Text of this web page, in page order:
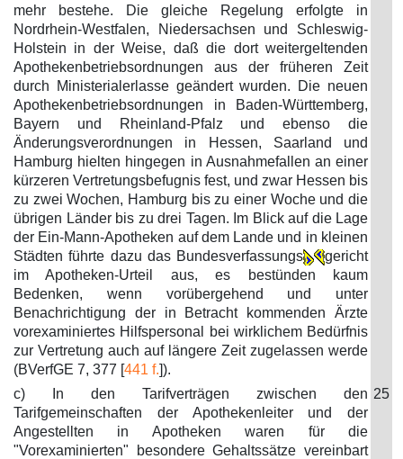
mehr bestehe. Die gleiche Regelung erfolgte in
Nordrhein-Westfalen, Niedersachsen und Schleswig-
Holstein in der Weise, daß die dort weitergeltenden
Apothekenbetriebsordnungen aus der früheren Zeit
durch Ministerialerlasse geändert wurden. Die neuen
Apothekenbetriebsordnungen in Baden-Württemberg,
Bayern und Rheinland-Pfalz und ebenso die
Änderungsverordnungen in Hessen, Saarland und
Hamburg hielten hingegen in Ausnahmefallen an einer
kürzeren Vertretungsbefugnis fest, und zwar Hessen bis
zu zwei Wochen, Hamburg bis zu einer Woche und die
übrigen Länder bis zu drei Tagen. Im Blick auf die Lage
der Ein-Mann-Apotheken auf dem Lande und in kleinen
Städten führte dazu das Bundesverfassungs
gericht
im Apotheken-Urteil aus, es bestünden kaum
Bedenken, wenn vorübergehend und unter
Benachrichtigung der in Betracht kommenden Ärzte
vorexaminiertes Hilfspersonal bei wirklichem Bedürfnis
zur Vertretung auch auf längere Zeit zugelassen werde
(BVerfGE 7, 377 [441 f.]).
c) In den Tarifverträgen zwischen den
Tarifgemeinschaften der Apothekenleiter und der
Angestellten in Apotheken waren für die
"Vorexaminierten" besondere Gehaltssätze vereinbart
25